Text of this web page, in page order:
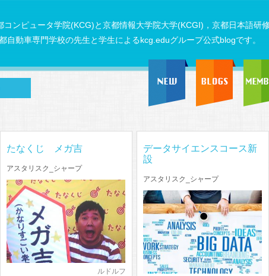
コンピュータ学院(KCG)と京都情報大学院大学(KCGI)，京都日本語研
自動車専門学校の先生と学生によるkcg.eduグループ公式blogです。
NEW ブログ一
たなくじ メガ吉
アスタリスク_シャープ
ルドルフ
データサイエンスコース新
設
アスタリスク_シャープ